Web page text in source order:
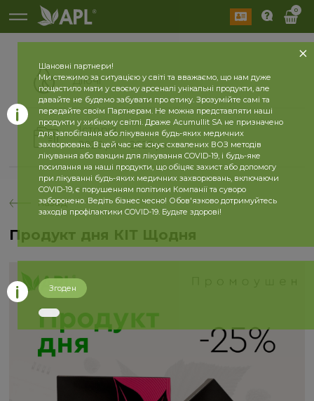
0
Діючі
Історія
2026 рік 2025 рік
назад
Продукт дня КІТ Щодня
Шановні партнери!
Ми стежимо за ситуацією у світі та вважаємо, що нам дуже
пощастило мати у своєму арсеналі унікальні продукти, але
давайте не будемо забувати про етику. Зрозумійте самі та
передайте своїм Партнерам. Не можна представляти наші
продукти у хибному світлі. Драже Acumullit SA не призначено
для запобігання або лікування будь-яких медичних
захворювань. В цей час не існує схвалених ВОЗ методів
лікування або вакцин для лікування COVID-19, і будь-яке
посилання на наші продукти, що обіцяє захист або допомогу
при лікуванні будь-яких медичних захворювань, включаючи
COVID-19, є порушенням політики Компанії та суворо
заборонено. Ведіть бізнес чесно! Обов'язково дотримуйтесь
заходів профілактики COVID-19. Будьте здорові!
Згоден